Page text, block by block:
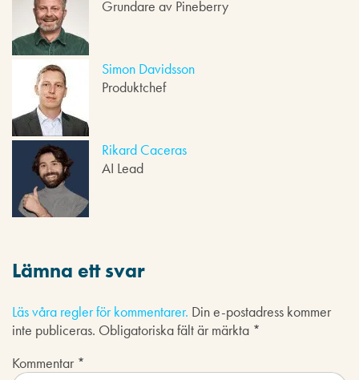
Grundare av Pineberry
Simon Davidsson
Produktchef
Rikard Caceras
AI Lead
Lämna ett svar
Läs våra regler för kommentarer. Din e-postadress kommer
inte publiceras. Obligatoriska fält är märkta *
Kommentar *